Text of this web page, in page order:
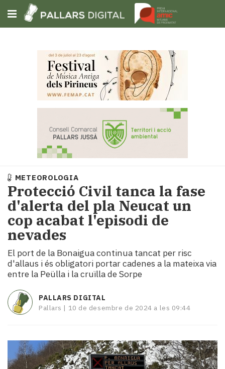
Subscriu-t'hi
Portada
Societat
Política
i
municipis
Economia
i
Cultura
Esports
Mai
tant!
TV
i
temps
Reportatges
METEOROLOGIA
Protecció Civil tanca la fase
d'alerta del pla Neucat un
cop acabat l'episodi de
nevades
El port de la Bonaigua continua tancat per risc
d'allaus i és obligatori portar cadenes a la mateixa via
entre la Peülla i la cruïlla de Sorpe
PALLARS DIGITAL
Pallars | 10 de desembre de 2024 a les 09:44